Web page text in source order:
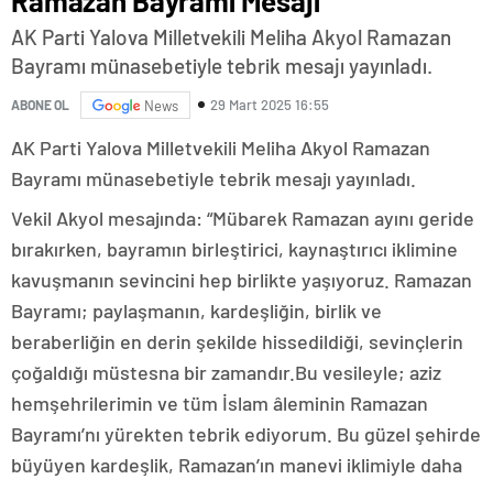
AK Parti Yalova Milletvekili Meliha Akyol Ramazan
Bayramı münasebetiyle tebrik mesajı yayınladı.
ABONE OL News 29 Mart 2025 16:55
AK Parti Yalova Milletvekili Meliha Akyol Ramazan
Bayramı münasebetiyle tebrik mesajı yayınladı.
Vekil Akyol mesajında: “Mübarek Ramazan ayını geride
bırakırken, bayramın birleştirici, kaynaştırıcı iklimine
kavuşmanın sevincini hep birlikte yaşıyoruz. Ramazan
Bayramı; paylaşmanın, kardeşliğin, birlik ve
beraberliğin en derin şekilde hissedildiği, sevinçlerin
çoğaldığı müstesna bir zamandır.Bu vesileyle; aziz
hemşehrilerimin ve tüm İslam âleminin Ramazan
Bayramı’nı yürekten tebrik ediyorum. Bu güzel şehirde
büyüyen kardeşlik, Ramazan’ın manevi iklimiyle daha